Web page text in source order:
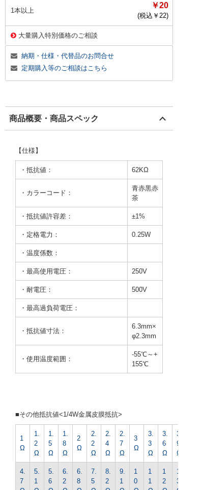
1本以上
￥20
(税込￥ 22)
大量購入特別価格のご相談
納期・仕様・代替品のお問合せ
定期購入等のご相談はこちら
商品概要・商品スペック
【仕様】
・抵抗値： 62KΩ
・カラーコード：
青赤黒赤
茶
・抵抗値許容差： ±1%
・定格電力： 0.25W
・温度係数：
・最高使用電圧： 250V
・耐電圧： 500V
・最高過負荷電圧：
・抵抗値寸法：
6.3mm×
φ2.3mm
・使用温度範囲：
-55℃～+
155℃
■その他抵抗値<1/4W金属皮膜抵抗>
1
Ω
1.
2
Ω
1.
5
Ω
1.
8
Ω
2
Ω
2.
2
Ω
2.
4
Ω
2.
7
Ω
3
Ω
3.
3
Ω
3.
6
Ω
3.
9
Ω
4.
7
5.
1
5.
6
6.
2
6.
8
7.
5
8.
2
9.
1
1
0
1
1
1
2
1
3